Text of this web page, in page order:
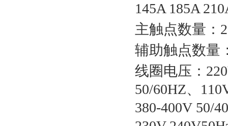
145A 185A
主触点数量：
辅助触点数量
线圈电压：
50/60HZ、
380-400V 50/